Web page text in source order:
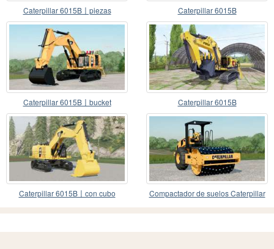
Caterpillar 6015B〡piezas
coloreables
Caterpillar 6015B
Caterpillar 6015B〡bucket
capacidad 26000l
Caterpillar 6015B
Caterpillar 6015B〡con cubo
Compactador de suelos Caterpillar